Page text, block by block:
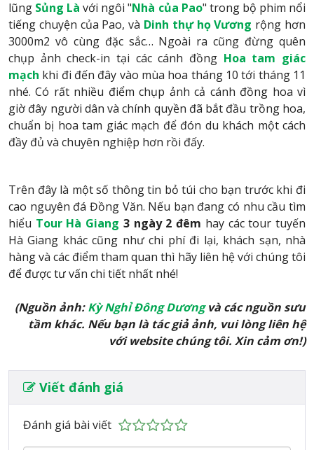
lũng Sủng Là với ngôi "Nhà của Pao" trong bộ phim nổi
tiếng chuyện của Pao, và Dinh thự họ Vương rộng hơn
3000m2 vô cùng đặc sắc… Ngoài ra cũng đừng quên
chụp ảnh check-in tại các cánh đồng Hoa tam giác
mạch khi đi đến đây vào mùa hoa tháng 10 tới tháng 11
nhé. Có rất nhiều điểm chụp ảnh cả cánh đồng hoa vì
giờ đây người dân và chính quyền đã bắt đầu trồng hoa,
chuẩn bị hoa tam giác mạch để đón du khách một cách
đầy đủ và chuyên nghiệp hơn rồi đấy.
Trên đây là một số thông tin bỏ túi cho bạn trước khi đi
cao nguyên đá Đồng Văn. Nếu bạn đang có nhu cầu tìm
hiểu Tour Hà Giang 3 ngày 2 đêm hay các tour tuyến
Hà Giang khác cũng như chi phí đi lại, khách sạn, nhà
hàng và các điểm tham quan thì hãy liên hệ với chúng tôi
để được tư vấn chi tiết nhất nhé!
(Nguồn ảnh:Kỳ Nghỉ Đông Dươngvà các nguồn sưu
tầm khác. Nếu bạn là tác giả ảnh, vui lòng liên hệ
với website chúng tôi. Xin cảm ơn!)
Viết đánh giá
Đánh giá bài viết